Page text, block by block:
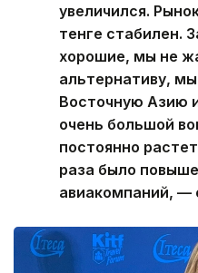
увеличился.
тенге стабилен.
хорошие, мы не
альтернативу,
Восточную Азию
очень большой
постоянно
раза было
авиакомпаний, —